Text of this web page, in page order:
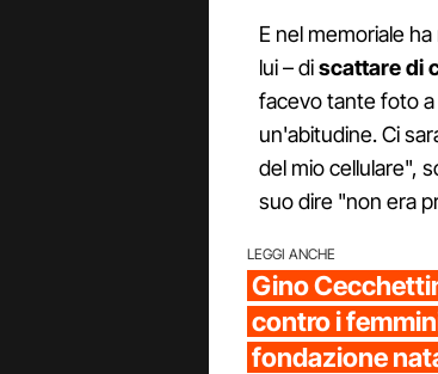
E nel memoriale
lui – discattare di
facevo tante foto a
un'abitudine. Ci
del mio cellulare",
suo dire "non era
LEGGI ANCHE
Gino
contro i
fondazione